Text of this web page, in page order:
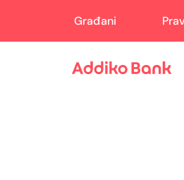
Građani